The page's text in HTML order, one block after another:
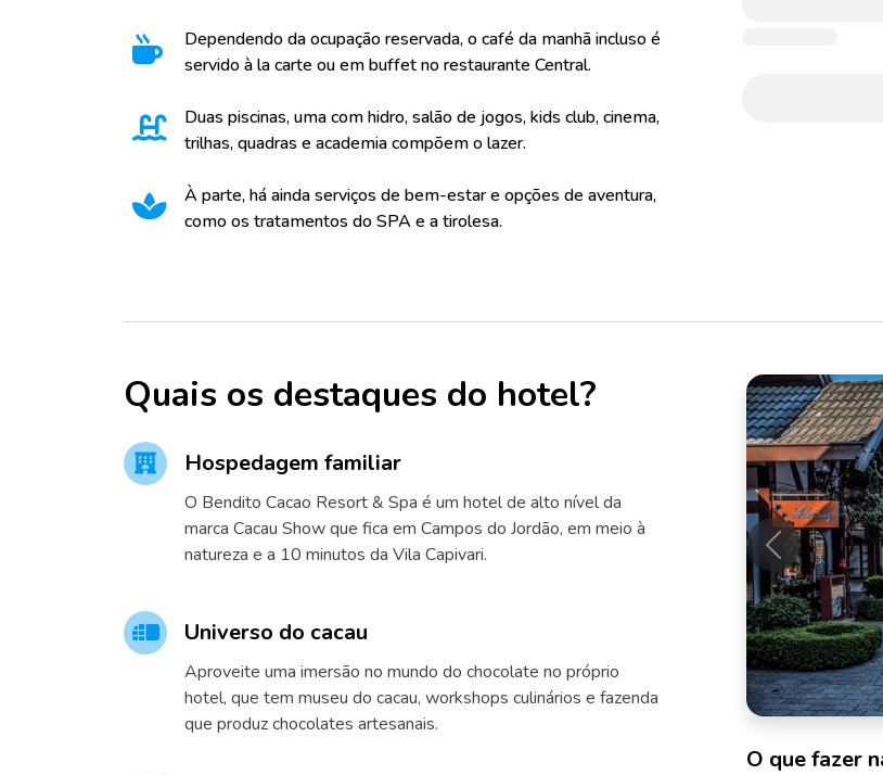
Dependendo da ocupação reservada, o café da manhã incluso é
servido à la carte ou em buffet no restaurante Central.
Duas piscinas, uma com hidro, salão de jogos, kids club, cinema,
trilhas, quadras e academia compõem o lazer.
À parte, há ainda serviços de bem-estar e opções de aventura,
como os tratamentos do SPA e a tirolesa.
Quais os destaques do hotel?
Hospedagem familiar
O Bendito Cacao Resort & Spa é um hotel de alto nível da
marca Cacau Show que fica em Campos do Jordão, em meio à
natureza e a 10 minutos da Vila Capivari.
Universo do cacau
Aproveite uma imersão no mundo do chocolate no próprio
hotel, que tem museu do cacau, workshops culinários e fazenda
que produz chocolates artesanais.
O que fazer
Anterior